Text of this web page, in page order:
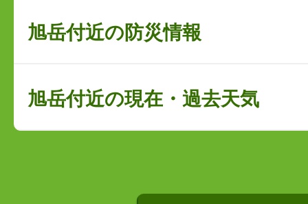
旭岳付近の防災情報
旭岳付近の現在・過去天気